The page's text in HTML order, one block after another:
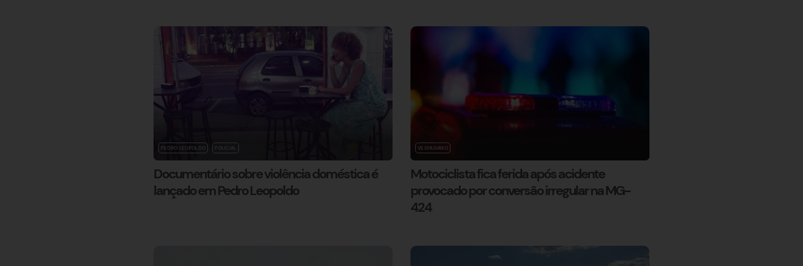
PEDRO LEOPOLDO POLICIAL
Documentário sobre violência doméstica é
lançado em Pedro Leopoldo
VESPASIANO
Motociclista fica ferida após acidente
provocado por conversão irregular na MG-
424